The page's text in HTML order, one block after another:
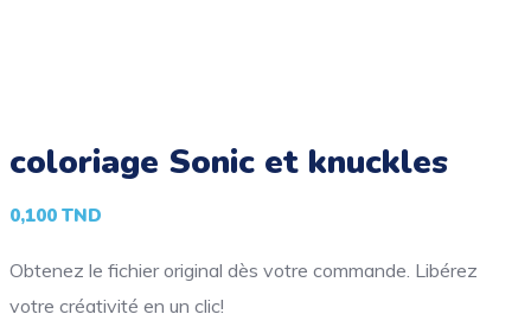
coloriage Sonic et knuckles
0,100 TND
Obtenez le fichier original dès votre commande. Libérez
votre créativité en un clic!